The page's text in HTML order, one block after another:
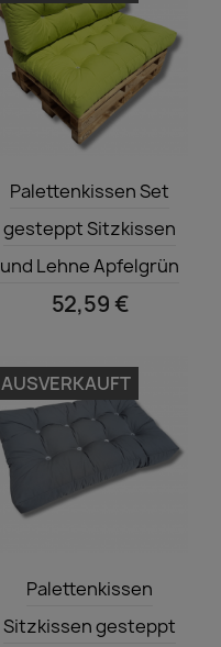
 Vorschau
Palettenkissen Set
gesteppt Sitzkissen
und Lehne Apfelgrün
52,59 €

Palettenkissen
Sitzkissen gesteppt
AUSVERKAUFT